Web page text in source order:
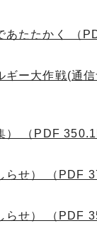
あたたかく （
ギー大作戦(通
） （PDF
らせ） （PDF
らせ） （PDF